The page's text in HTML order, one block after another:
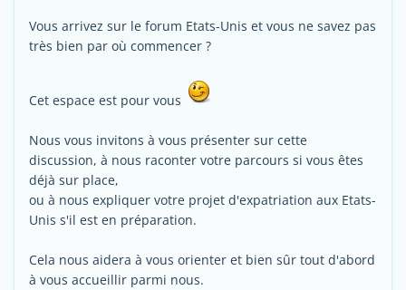
Vous arrivez sur le forum Etats-Unis et vous ne savez pas
très bien par où commencer ?
Cet espace est pour vous
Nous vous invitons à vous présenter sur cette
discussion, à nous raconter votre parcours si vous êtes
déjà sur place,
ou à nous expliquer votre projet d'expatriation aux Etats-
Unis s'il est en préparation.
Cela nous aidera à vous orienter et bien sûr tout d'abord
à vous accueillir parmi nous.